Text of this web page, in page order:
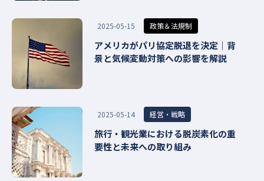
2025-05-15 政策＆法規制
アメリカがパリ協定脱退を決定｜背
景と気候変動対策への影響を解説
2025-05-14 経営・戦略
旅行・観光業における脱炭素化の重
要性と未来への取り組み